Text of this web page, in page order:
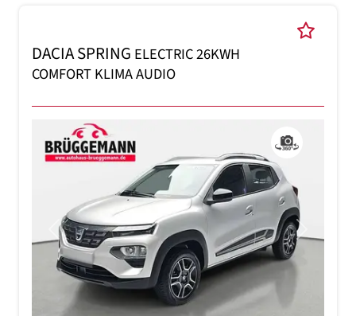
DACIA SPRING ELECTRIC 26KWH
COMFORT KLIMA AUDIO
Previous Next